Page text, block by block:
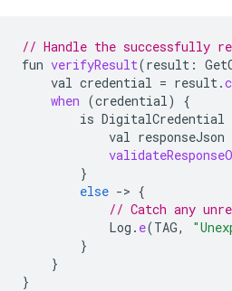
// Handle the successfully
fun verifyResult(result :
val credential = result.
when (credential)
{
is DigitalCredential
val responseJson
}
else -> {
// Catch any
Log . e(TAG,
}
}
}